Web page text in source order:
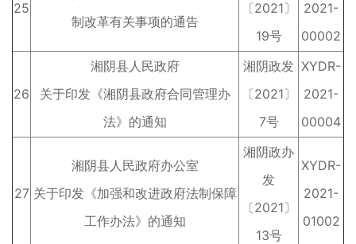
25
制改革有关事项的通告
〔2021〕
19号
2021-
00002
26
湘阴县人民政府
关于印发《湘阴县政府合同管理办
法》的通知
湘阴政发
〔2021〕
7号
XYDR-
2021-
00004
27
湘阴县人民政府办公室
关于印发《加强和改进政府法制保障
工作办法》的通知
湘阴政办
发
〔2021〕
13号
XYDR-
2021-
01002